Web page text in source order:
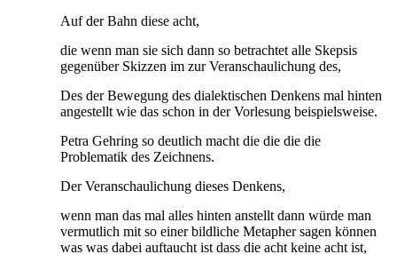
Auf der Bahn diese acht,
die wenn man sie sich dann so betrachtet alle Skepsis
gegenüber Skizzen im zur Veranschaulichung des,
Des der Bewegung des dialektischen Denkens mal hinten
angestellt wie das schon in der Vorlesung beispielsweise.
Petra Gehring so deutlich macht die die die die
Problematik des Zeichnens.
Der Veranschaulichung dieses Denkens,
wenn man das mal alles hinten anstellt dann würde man
vermutlich mit so einer bildliche Metapher sagen können
was was dabei auftaucht ist dass die acht keine acht ist,